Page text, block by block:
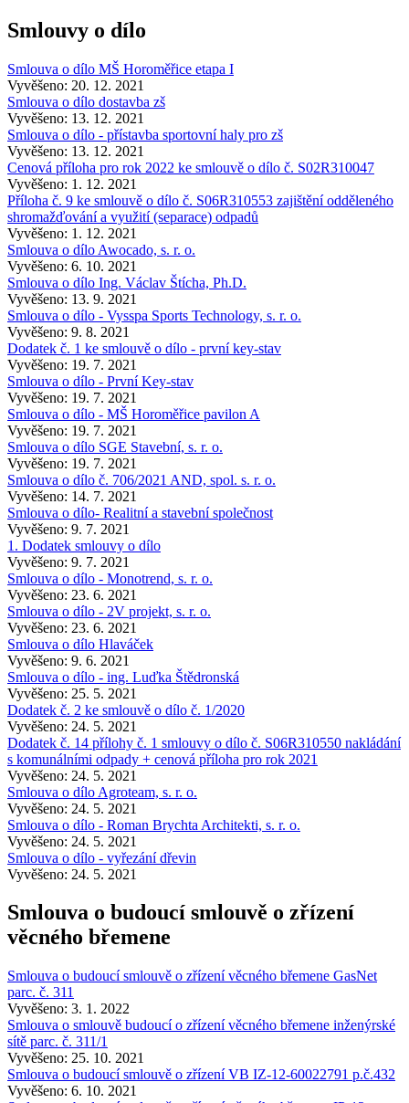
Smlouvy o dílo
Smlouva o dílo MŠ Horoměřice etapa I
Vyvěšeno: 20. 12. 2021
Smlouva o dílo dostavba zš
Vyvěšeno: 13. 12. 2021
Smlouva o dílo - přístavba sportovní haly pro zš
Vyvěšeno: 13. 12. 2021
Cenová příloha pro rok 2022 ke smlouvě o dílo č. S02R310047
Vyvěšeno: 1. 12. 2021
Příloha č. 9 ke smlouvě o dílo č. S06R310553 zajištění odděleného
shromažďování a využití (separace) odpadů
Vyvěšeno: 1. 12. 2021
Smlouva o dílo Awocado, s. r. o.
Vyvěšeno: 6. 10. 2021
Smlouva o dílo Ing. Václav Štícha, Ph.D.
Vyvěšeno: 13. 9. 2021
Smlouva o dílo - Vysspa Sports Technology, s. r. o.
Vyvěšeno: 9. 8. 2021
Dodatek č. 1 ke smlouvě o dílo - první key-stav
Vyvěšeno: 19. 7. 2021
Smlouva o dílo - První Key-stav
Vyvěšeno: 19. 7. 2021
Smlouva o dílo - MŠ Horoměřice pavilon A
Vyvěšeno: 19. 7. 2021
Smlouva o dílo SGE Stavební, s. r. o.
Vyvěšeno: 19. 7. 2021
Smlouva o dílo č. 706/2021 AND, spol. s. r. o.
Vyvěšeno: 14. 7. 2021
Smlouva o dílo- Realitní a stavební společnost
Vyvěšeno: 9. 7. 2021
1. Dodatek smlouvy o dílo
Vyvěšeno: 9. 7. 2021
Smlouva o dílo - Monotrend, s. r. o.
Vyvěšeno: 23. 6. 2021
Smlouva o dílo - 2V projekt, s. r. o.
Vyvěšeno: 23. 6. 2021
Smlouva o dílo Hlaváček
Vyvěšeno: 9. 6. 2021
Smlouva o dílo - ing. Luďka Štědronská
Vyvěšeno: 25. 5. 2021
Dodatek č. 2 ke smlouvě o dílo č. 1/2020
Vyvěšeno: 24. 5. 2021
Dodatek č. 14 přílohy č. 1 smlouvy o dílo č. S06R310550 nakládání
s komunálními odpady + cenová příloha pro rok 2021
Vyvěšeno: 24. 5. 2021
Smlouva o dílo Agroteam, s. r. o.
Vyvěšeno: 24. 5. 2021
Smlouva o dílo - Roman Brychta Architekti, s. r. o.
Vyvěšeno: 24. 5. 2021
Smlouva o dílo - vyřezání dřevin
Vyvěšeno: 24. 5. 2021
Smlouva o budoucí smlouvě o zřízení
věcného břemene
Smlouva o budoucí smlouvě o zřízení věcného břemene GasNet
parc. č. 311
Vyvěšeno: 3. 1. 2022
Smlouva o smlouvě budoucí o zřízení věcného břemene inženýrské
sítě parc. č. 311/1
Vyvěšeno: 25. 10. 2021
Smlouva o budoucí smlouvě o zřízení VB IZ-12-60022791 p.č.432
Vyvěšeno: 6. 10. 2021